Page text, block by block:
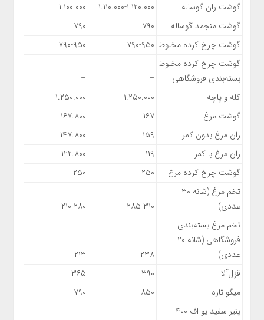
گوشت ران گوساله
۱.۱۱۰.۰۰۰-۱.۱۲۰.۰۰۰
۱.۱۰۰.۰۰۰
گوشت منجمد گوساله
۷۹۰
۷۹۰
گوشت چرخ کرده مخلوط ۷۹۰-۹۵۰
۷۹۰-۹۵۰
گوشت چرخ کرده مخلوط
بسته‌بندی فروشگاهی
–
–
کله و پاچه
۱.۲۵۰.۰۰۰
۱.۲۵۰.۰۰۰
گوشت مرغ
۱۶۷
۱۶۷.۸۰۰
ران مرغ بدون کمر
۱۵۹
۱۴۷.۸۰۰
ران مرغ با کمر
۱۱۹
۱۲۲.۸۰۰
گوشت چرخ کرده مرغ
۲۵۰
۲۵۰
تخم مرغ (شانه ۳۰
عددی)
۲۸۵-۳۱۰
۲۱۰-۲۸۰
تخم مرغ بسته‌بندی
فروشگاهی (شانه ۲۰
عددی)
۲۳۸
۲۱۳
قزل‌آلا
۳۹۰
۳۶۵
میگو تازه
۸۵۰
۷۹۰
پنیر سفید یو اف ۴۰۰